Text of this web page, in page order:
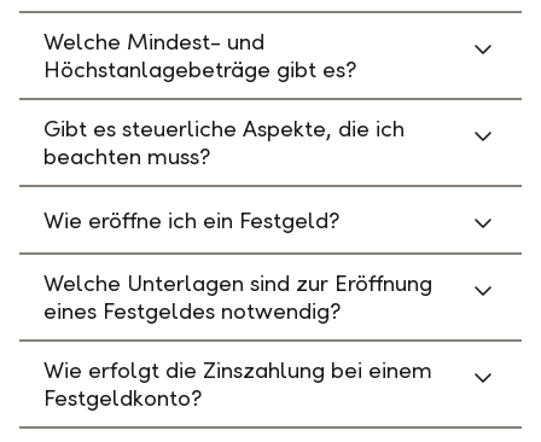
Welche Mindest- und
Höchstanlagebeträge gibt es?
Gibt es steuerliche Aspekte, die ich
beachten muss?
Wie eröffne ich ein Festgeld?
Welche Unterlagen sind zur Eröffnung
eines Festgeldes notwendig?
Wie erfolgt die Zinszahlung bei einem
Festgeldkonto?